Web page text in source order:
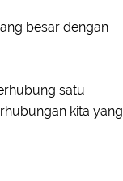
besar dengan
satu
kita yang